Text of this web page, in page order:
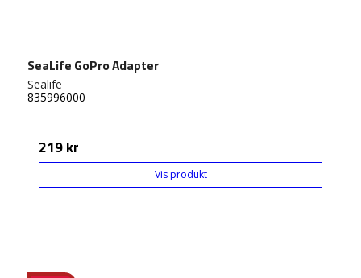
SeaLife GoPro Adapter
Sealife
835996000
219 kr
Vis produkt